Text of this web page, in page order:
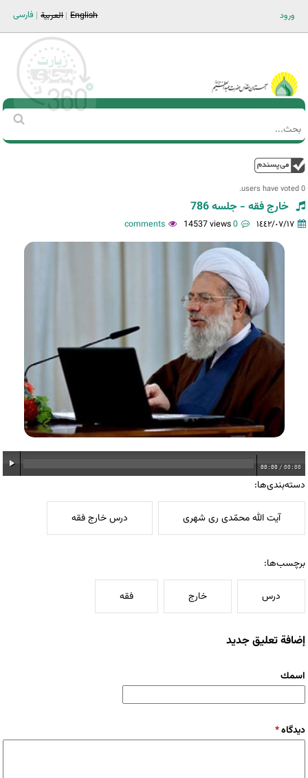
ورود فارسی العربية English
Main men-AR
استمارة
‏
0 users have voted.
خارج فقه - جلسه 786
١٤٤٢/٠٧/١٧ 0 comments
14537 views
00:00 / 00:00
دسته‌بندی‌ها:
آیت الله محمّدی ری شهری درس خارج فقه
برچسب‌ها:
درس خارج فقه
إضافة تعليق جديد
‏اسمك ‏
‏دیدگاه ‏*